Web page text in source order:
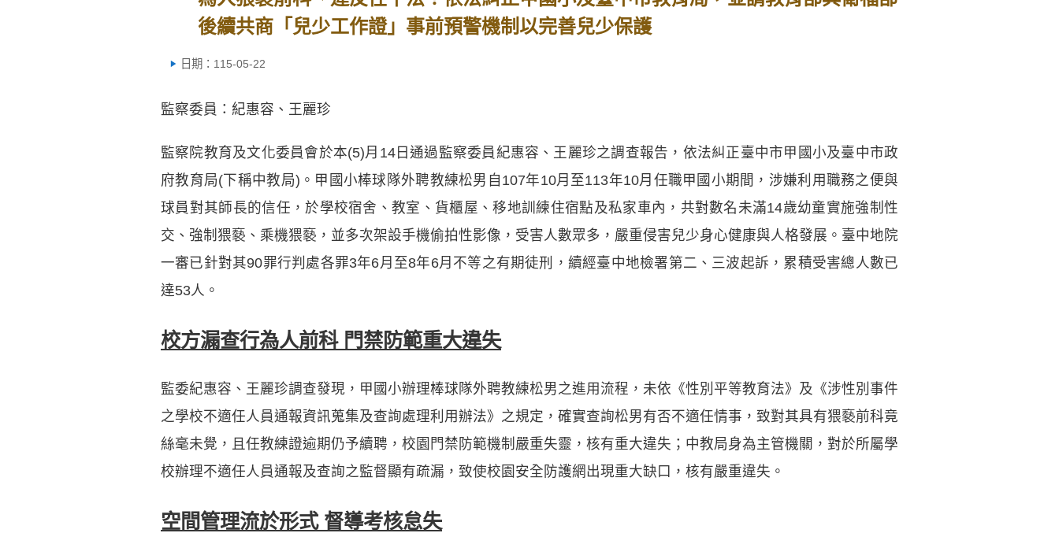
後續共商「兒少工作證」事前預警機制以完善兒少保護
日期：115-05-22
監察委員：紀惠容、王麗珍
監察院教育及文化委員會於本(5)月14日通過監察委員紀惠容、王麗珍之調查報告，依法糾正臺中市甲國小及臺中市政
府教育局(下稱中教局)。甲國小棒球隊外聘教練松男自107年10月至113年10月任職甲國小期間，涉嫌利用職務之便與
球員對其師長的信任，於學校宿舍、教室、貨櫃屋、移地訓練住宿點及私家車內，共對數名未滿14歲幼童實施強制性
交、強制猥褻、乘機猥褻，並多次架設手機偷拍性影像，受害人數眾多，嚴重侵害兒少身心健康與人格發展。臺中地院
一審已針對其90罪行判處各罪3年6月至8年6月不等之有期徒刑，續經臺中地檢署第二、三波起訴，累積受害總人數已
達53人。
校方漏查行為人前科 門禁防範重大違失
監委紀惠容、王麗珍調查發現，甲國小辦理棒球隊外聘教練松男之進用流程，未依《性別平等教育法》及《涉性別事件
之學校不適任人員通報資訊蒐集及查詢處理利用辦法》之規定，確實查詢松男有否不適任情事，致對其具有猥褻前科竟
絲毫未覺，且任教練證逾期仍予續聘，校園門禁防範機制嚴重失靈，核有重大違失；中教局身為主管機關，對於所屬學
校辦理不適任人員通報及查詢之監督顯有疏漏，致使校園安全防護網出現重大缺口，核有嚴重違失。
空間管理流於形式 督導考核怠失